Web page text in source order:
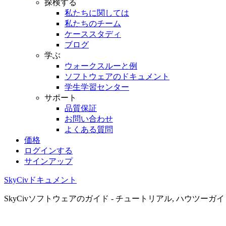
探検する
私たちに関しては
私たちのチーム
ケーススタディ
ブログ
学ぶ
ウォークスルーと例
ソフトウェアのドキュメント
学生学習センター
サポート
品質保証
お問い合わせ
よくある質問
価格
ログインする
サインアップ
SkyCivドキュメント
SkyCivソフトウェアのガイド - チュートリアル, ハウツーガ